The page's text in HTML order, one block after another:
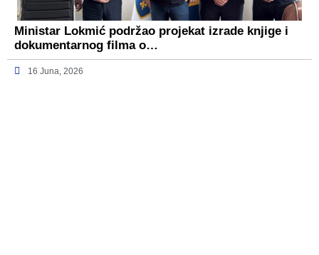
Ministar Lokmić podržao projekat izrade knjige i
dokumentarnog filma o…
16 Juna, 2026